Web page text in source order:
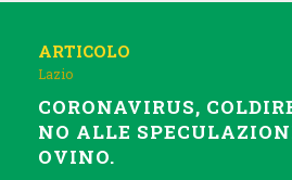
ARTICOLO
Lazio
CORONAVIRUS,
NO ALLE
OVINO.